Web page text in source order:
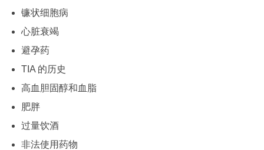
镰状细胞病
心脏衰竭
避孕药
TIA 的历史
高血胆固醇和血脂
肥胖
过量饮酒
非法使用药物